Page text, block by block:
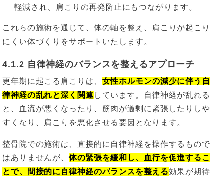
軽減され、肩こりの再発防止にもつながります。
これらの施術を通じて、体の軸を整え、肩こりが起こり
にくい体づくりをサポートいたします。
4.1.2 自律神経のバランスを整えるアプローチ
更年期に起こる肩こりは、 女性ホルモンの減少に伴う自
律神経の乱れと深く関連 しています。自律神経が乱れる
と、血流が悪くなったり、筋肉が過剰に緊張したりしや
すくなり、肩こりを悪化させる要因となります。
整骨院での施術は、直接的に自律神経を操作するもので
はありませんが、 体の緊張を緩和し、血行を促進するこ
とで、間接的に自律神経のバランスを整える効果が期待